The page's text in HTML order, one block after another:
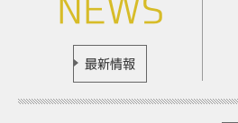
NEWS
最新情報